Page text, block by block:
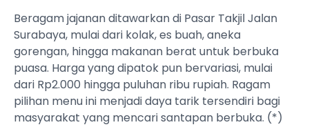
Beragam jajanan ditawarkan di Pasar Takjil Jalan
Surabaya, mulai dari kolak, es buah, aneka
gorengan, hingga makanan berat untuk berbuka
puasa. Harga yang dipatok pun bervariasi, mulai
dari Rp2.000 hingga puluhan ribu rupiah. Ragam
pilihan menu ini menjadi daya tarik tersendiri bagi
masyarakat yang mencari santapan berbuka. (*)